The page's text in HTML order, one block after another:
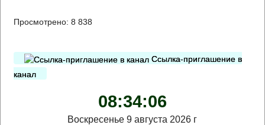
Просмотрено:8 838
Ссылка-приглашение в
канал
08:34:07
Воскресенье 9 августа 2026 г